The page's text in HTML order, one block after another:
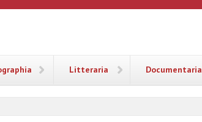
Litteraria Documentaria